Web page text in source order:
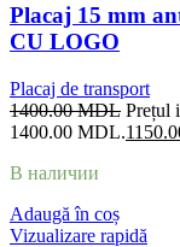
Placaj 15 mm
CU LOGO
Placaj de transport
1400.00MDL Prețul
1400.00 MDL.
В наличии
Adaugă în coș
Vizualizare rapidă